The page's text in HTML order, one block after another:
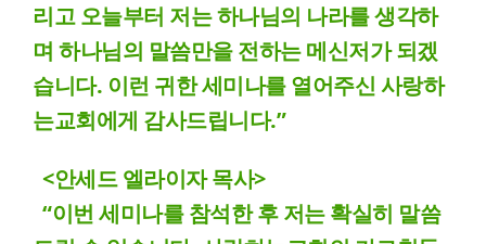
리고 오늘부터 저는 하나님의 나라를 생각하
며 하나님의 말씀만을 전하는 메신저가 되겠
습니다. 이런 귀한 세미나를 열어주신 사랑하
는교회에게 감사드립니다.”
<안세드 엘라이자 목사>
“이번 세미나를 참석한 후 저는 확실히 말씀